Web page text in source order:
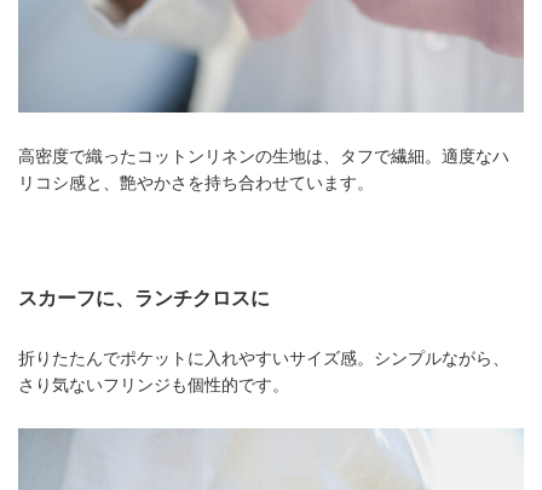
高密度で織ったコットンリネンの生地は、タフで繊細。適度なハ
リコシ感と、艶やかさを持ち合わせています。
スカーフに、ランチクロスに
折りたたんでポケットに入れやすいサイズ感。シンプルながら、
さり気ないフリンジも個性的です。